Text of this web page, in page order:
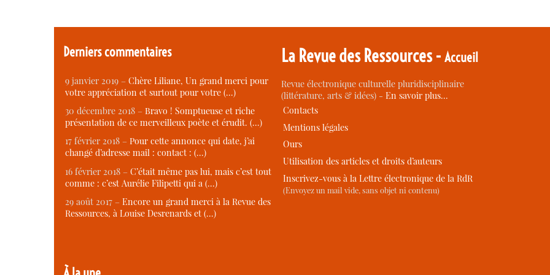
Derniers commentaires
9 janvier 2019 – Chère Liliane, Un grand merci pour
votre appréciation et surtout pour votre (…)
30 décembre 2018 – Bravo ! Somptueuse et riche
présentation de ce merveilleux poète et érudit. (…)
17 février 2018 – Pour cette annonce qui date, j’ai
changé d’adresse mail : contact : (…)
16 février 2018 – C’était même pas lui, mais c’est tout
comme : c’est Aurélie Filipetti qui a (…)
29 août 2017 – Encore un grand merci à la Revue des
Ressources, à Louise Desrenards et (…)
La Revue des Ressources -Accueil
Revue électronique culturelle pluridisciplinaire
(littérature, arts & idées) -En savoir plus…
Contacts
Mentions légales
Ours
Utilisation des articles et droits d’auteurs
Inscrivez-vous à la Lettre électronique de la RdR
(Envoyez un mail vide, sans objet ni contenu)